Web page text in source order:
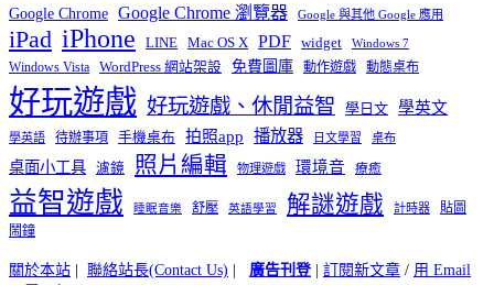
Google Chrome Google Chrome 瀏覽器 Google 與其他 Google 應用
iPad iPhone LINE Mac OS X PDF widget Windows 7
Windows Vista WordPress 網站架設 免費圖庫 動作遊戲 動態桌布
好玩遊戲 好玩遊戲、休閒益智 學日文 學英文
學英語 待辦事項 手機桌布 拍照app 播放器 日文學習 桌布
桌面小工具 濾鏡 照片編輯 物理遊戲 環境音 療癒
益智遊戲 睡眠音樂 舒壓 英語學習 解謎遊戲 計時器
貼圖
鬧鐘
關於本站 | 聯絡站長(Contact Us) | 廣告刊登| 訂閱新文章 / 用 Email